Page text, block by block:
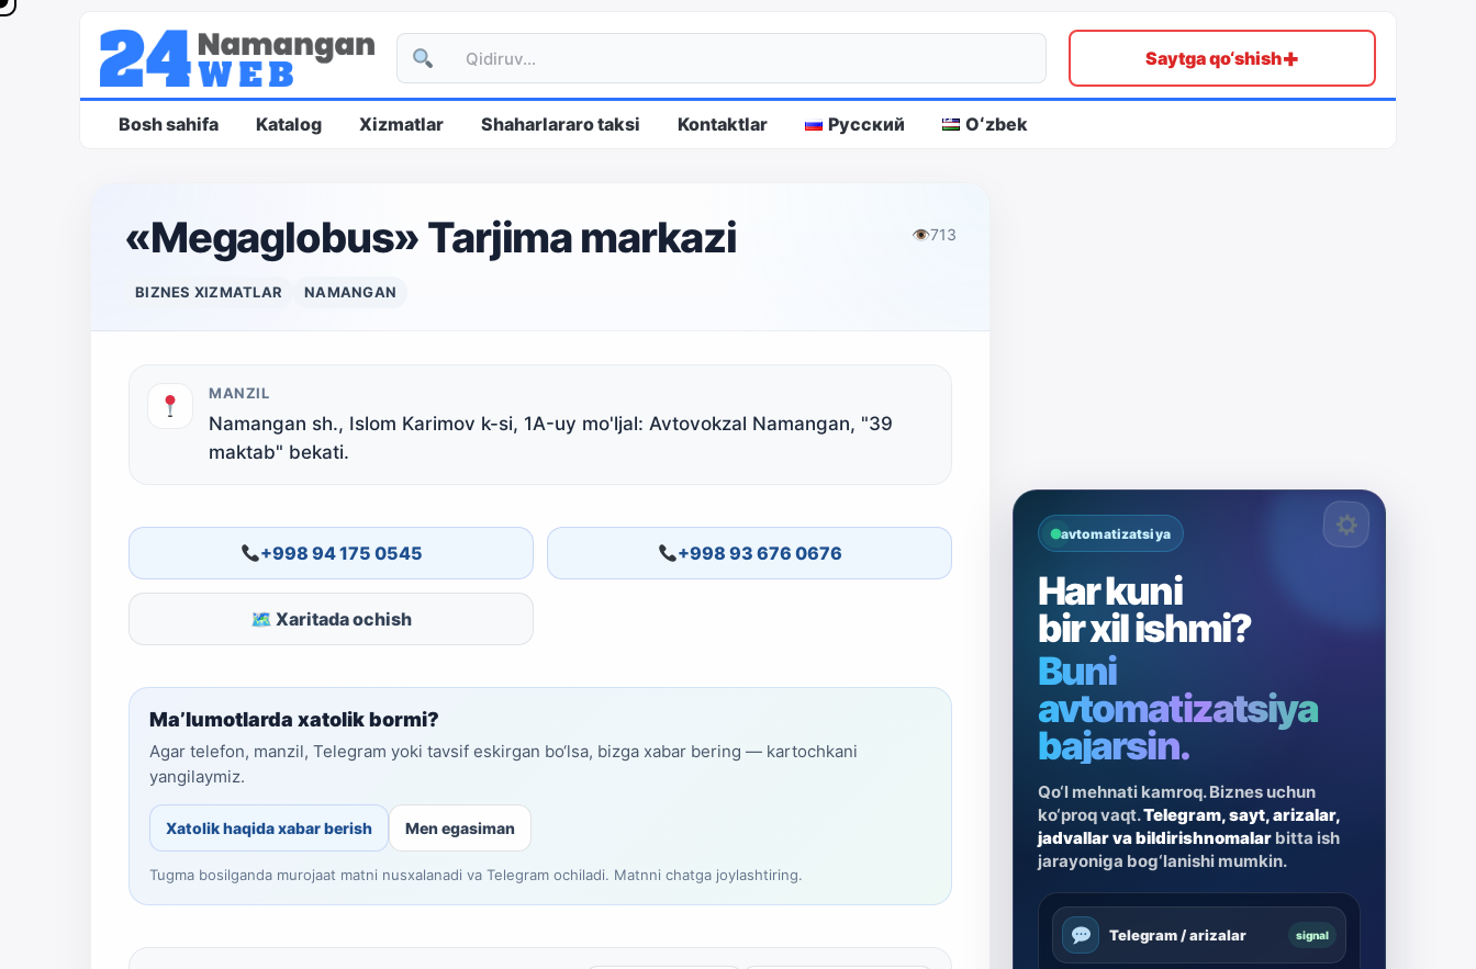
Saytga qo‘shish+
Bosh sahifa Katalog Xizmatlar Shaharlararo taksi Kontaktlar Русский Oʻzbek
«Megaglobus» Tarjima markazi 👁713
BIZNES XIZMATLAR NAMANGAN
MANZIL
Namangan sh., Islom Karimov k-si, 1А-uy mo'ljal: Avtovokzal Namangan, "39
maktab" bekati.
+998 94 175 0545 +998 93 676 0676
🗺 Xaritada ochish
Ma’lumotlarda xatolik bormi?
Agar telefon, manzil, Telegram yoki tavsif eskirgan bo‘lsa, bizga xabar bering — kartochkani
yangilaymiz.
Xatolik haqida xabar berish Men egasiman
Tugma bosilganda murojaat matni nusxalanadi va Telegram ochiladi. Matnni chatga joylashtiring.
avtomatizatsiya
Har kuni
bir xil ishmi?
Buni
avtomatizatsiya
bajarsin.
Qo‘l mehnati kamroq. Biznes uchun
ko‘proq vaqt.Telegram, sayt, arizalar,
jadvallar va bildirishnomalar bitta ish
jarayoniga bog‘lanishi mumkin.
Telegram / arizalar signal